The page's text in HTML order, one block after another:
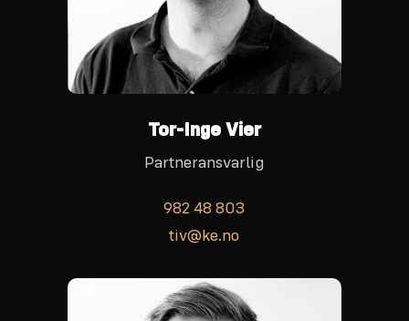
Tor-Inge Vier
Partneransvarlig
982 48 803
tiv@ke.no